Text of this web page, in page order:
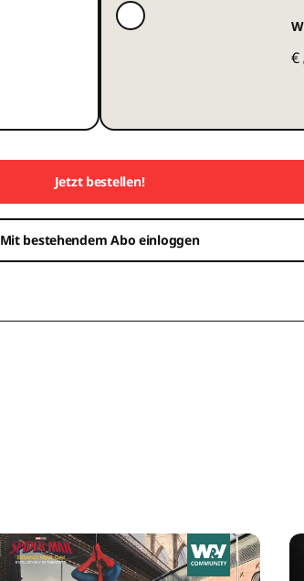
€
Jetzt bestellen!
Mit bestehendem Abo einloggen